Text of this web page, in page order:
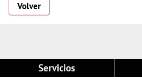
Volver
Servicios